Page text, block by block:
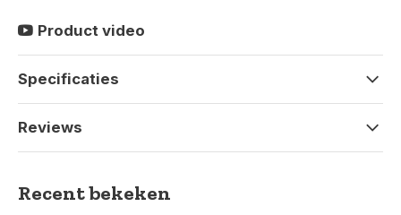
Product video
Specificaties
Reviews
Recent bekeken